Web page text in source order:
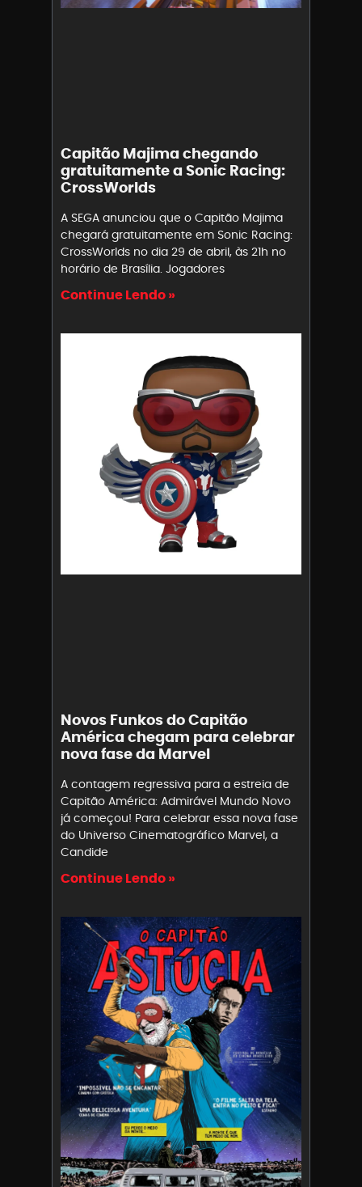
Capitão Majima chegando
gratuitamente a Sonic Racing:
CrossWorlds
A SEGA anunciou que o Capitão Majima
chegará gratuitamente em Sonic Racing:
CrossWorlds no dia 29 de abril, às 21h no
horário de Brasília. Jogadores
Continue Lendo »
Novos Funkos do Capitão
América chegam para celebrar
nova fase da Marvel
A contagem regressiva para a estreia de
Capitão América: Admirável Mundo Novo
já começou! Para celebrar essa nova fase
do Universo Cinematográfico Marvel, a
Candide
Continue Lendo »